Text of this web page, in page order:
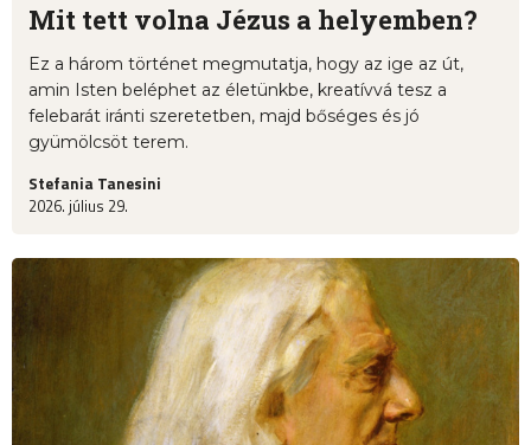
Mit tett volna Jézus a helyemben?
Ez a három történet megmutatja, hogy az ige az út,
amin Isten beléphet az életünkbe, kreatívvá tesz a
felebarát iránti szeretetben, majd bőséges és jó
gyümölcsöt terem.
Stefania Tanesini
2026. július 29.